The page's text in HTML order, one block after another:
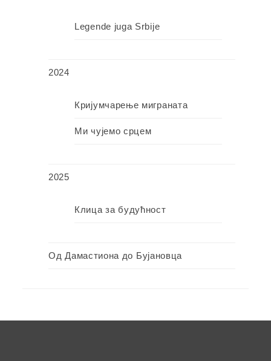
Legende juga Srbije
2024
Кријумчарење миграната
Ми чујемо срцем
2025
Клица за будућност
Од Дамастиона до Бујановца